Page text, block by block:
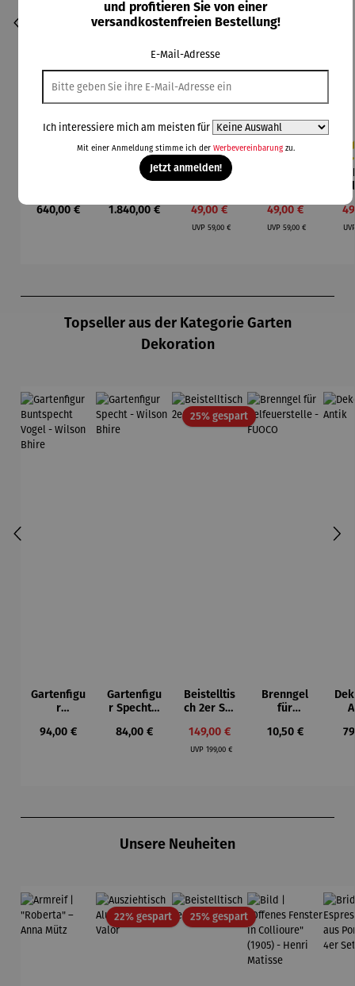
– Holger
Regulärer Preis:
640,00 €
Büste |
Tutancha
Regulärer Preis:
1.840,00 €
Durchschnittliche Bewertung von 5
Die
Kunststein
| Farmi
Verkaufspreis:
49,00 €
UVP Regulärer Preis:
59,00 €
Durchschnittliche
Kunststein
| Papa
Verkaufspreis:
49,00 €
UVPRegulärer Preis:
59,00 €
Topseller aus der Kategorie Garten
Dekoration
Gartenfigu
r
t Vogel -
Regulärer Preis:
94,00 €
Gartenfigu
r Specht -
Bhire
Regulärer Preis:
84,00 €
25% gespartRabatt
Beistelltis
ch 2er Set
Verkaufspreis:
149,00 €
UVP Regulärer Preis:
199,00 €
Brenngel
für
elle -
Regulärer Preis:
10,50 €
Unsere Neuheiten
22% gespartRabatt25% gespartRabatt
und profitieren Sie von einer
versandkostenfreien Bestellung!
E-Mail-Adresse
Ich interessiere mich am meisten für
Mit einer Anmeldung stimme ich der Werbevereinbarungzu.
Jetzt anmelden!